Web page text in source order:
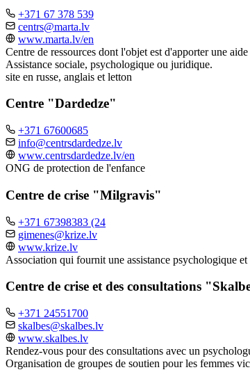
+371 67 378 539
centrs@marta.lv
www.marta.lv/en
Centre de ressources dont l'objet est d'apporter une
Assistance sociale, psychologique ou juridique.
site en russe, anglais et letton
Centre "Dardedze"
+371 67600685
info@centrsdardedze.lv
www.centrsdardedze.lv/en
ONG de protection de l'enfance
Centre de crise "Milgravis"
+371 67398383 (24
gimenes@krize.lv
www.krize.lv
Association qui fournit une assistance psychologique
Centre de crise et des consultations
+371 24551700
skalbes@skalbes.lv
www.skalbes.lv
Rendez-vous pour des consultations avec un
Organisation de groupes de soutien pour les femmes